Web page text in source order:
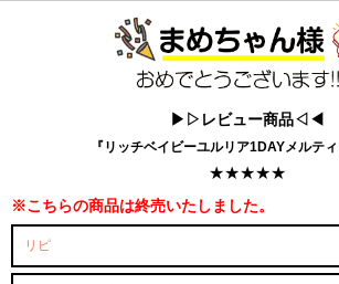
▶▷レビュー商品◁◀
『リッチベイビーユルリア1DAYメルティ
★★★★★
※こちらの商品は終売いたしました。
リピ